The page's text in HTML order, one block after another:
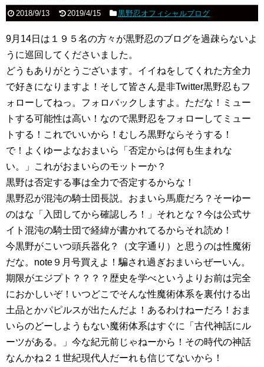
2018/9/13 2019/4/15 黒野忍オフィシャルブログ
9月14日は１９５名の方々が黒野忍のブログを過疎らないよ
うに巡回してくださいました。
どうもありがとうございます。イイねをしてくれた方全力
で好きになりますよ！そして皆さん是非Twitter黒野忍もフ
ォローしてねっ。フォロバックしますよ。ただな！ミュー
トする可能性は高い！なので黒野忍をフォローしてミュー
トする！これでいいから！むしろ黒野ならそうする！
で！よくゆーよなおまいら「否定からは何も生まれな
い。」これがおまいらのモットーか？
黒野は否定する事は全力で否定するからな！
黒野忍が混沌の騎士団長説。おまいら馬鹿だろ？そーゆー
のはな「入団してから確認しろ！」それとな？今は公式サ
イト混沌の騎士団で経緯が書かれてるからそれ読め！
今黒野がこいつ頭兵器化？（文字通り）と思うのは性魔術
だな。note９月号買えよ！騙され過ぎおまいらぜーいん。
期限がエジプト？？？？歴史を学べというよりお前は完全
におかしいぞ！いつどこでそんな性魔術体系を裏付ける出
土品とかパピルスが出たんだよ！あるわけねーだろ！おま
いらのどーしようもない魔術体系はすぐに「古代神話にル
ーツがある。」今な紀元前じゃねーから！その時代の神話
なんかね２１世紀現代人だーれも信じてないから！